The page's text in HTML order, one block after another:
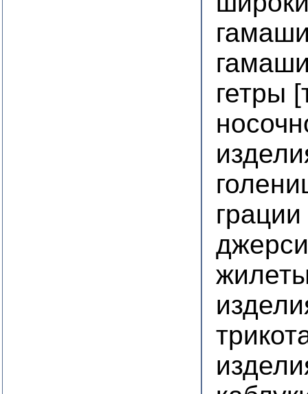
гетры
грации